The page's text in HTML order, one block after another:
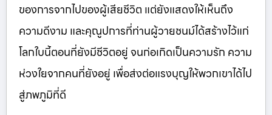
ของการจากไปของผู้เสียชีวิต แต่ยังแสดงให้เห็นถึง
ความดีงาม และคุณูปการที่ท่านผู้วายชนม์ได้สร้างไว้แก่
โลกใบนี้ตอนที่ยังมีชีวิตอยู่ จนก่อเกิดเป็นความรัก ความ
ห่วงใยจากคนที่ยังอยู่ เพื่อส่งต่อแรงบุญให้พวกเขาได้ไป
สู่ภพภูมิที่ดี